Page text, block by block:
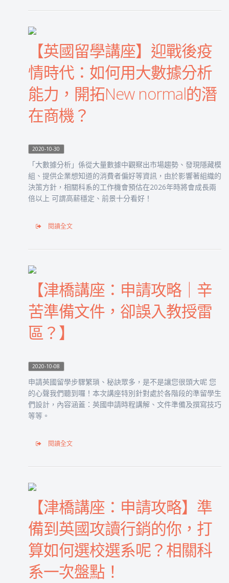
【英國留學講座】迎戰後疫
情時代：如何用大數據分析
能力，開拓New normal的潛
在商機？
2020-10-30
「大數據分析」係從大量數據中觀察出市場趨勢、發現隱藏模
組、提供企業想知道的消費者偏好等資訊，由於影響著組織的
決策方針，相關科系的工作機會預估在2026年時將會成長兩
倍以上 可謂高薪穩定、前景十分看好！
閱讀全文
【津橋講座：申請攻略｜辛
苦準備文件，卻誤入教授雷
區？】
2020-10-08
申請英國留學步驟繁瑣、秘訣眾多，是不是讓您很頭大呢 您
的心聲我們聽到囉！本次講座特別針對處於各階段的準留學生
們設計，內容涵蓋：英國申請時程講解、文件準備及撰寫技巧
等等。
閱讀全文
【津橋講座：申請攻略】準
備到英國攻讀行銷的你，打
算如何選校選系呢？相關科
系一次盤點！